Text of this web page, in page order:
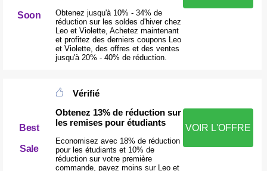
Soon
Obtenez jusqu'à 10% - 34% de
réduction sur les soldes d'hiver chez
Leo et Violette, Achetez maintenant
et profitez des derniers coupons Leo
et Violette, des offres et des ventes
jusqu'à 20% - 40% de réduction.
Best
Sale
Vérifié
Obtenez 13% de réduction sur
les remises pour étudiants
Economisez avec 18% de réduction
pour les étudiants et 10% de
réduction sur votre première
commande, payez moins sur Leo et
VOIR L'OFFRE